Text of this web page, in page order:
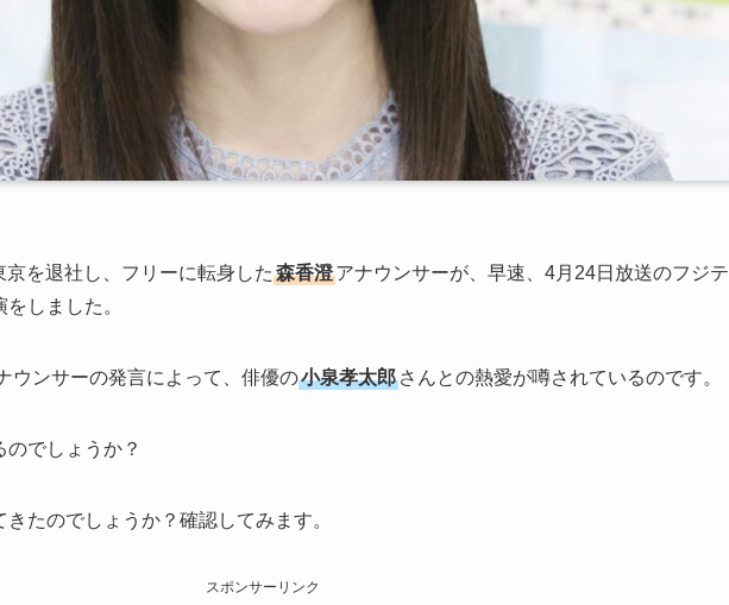
を退社し、フリーに転身した 森香澄アナウンサーが、早速、4月24日放送のフジテ
をしました。
ウンサーの発言によって、俳優の小泉孝太郎 さんとの熱愛が噂されているのです。
のでしょうか？
たのでしょうか？確認してみます。
スポンサーリンク